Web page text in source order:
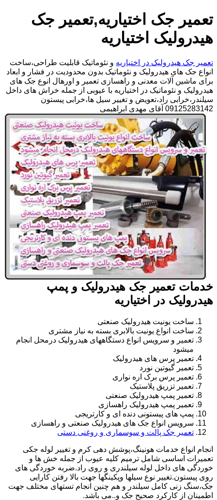
تعمیر جک اختیاریه,تعمیر جک
هیدرولیک اختیاریه
تعمیر جک هیدرولیک در اختیاریه و نئوماتیک قابلیت طراحی،ساخت
انواع جک های هیدرولیک و نئوماتیک بدون محدودیت در فشار و ابعاد
برای ماشین آلات معدنی و راهسازی تعمیر و اورهال انوع جک های
هیدرولیک و نئوماتیک در اختیاریه با عیوبی از جمله خراش های داخل
سیلندر،خرابی راد،تعویض و تغییر سیل ها،خرابی پیستون
09125283142 آقای مهدی ابراهیمی
خدمات تعمیر جک هیدرولیک و پمپ
هیدرولیک در اختیاریه
ساخت یونیت هیدرولیک صنعتی
ساخت انواع یونیت بالابری بسته به نیاز مشتری
تعمیر و سرویس انواع دستگاههای هیدرولیک درمحل انجام
میشود
تعمیر پرس های هیدرولیک
تعمیر گیوتین نورد
تعمیر پرس برک اره نواری
تعمیر تزریق پلاستیک
تعمیر پمپ هیدرولیک صنعتی
تعمیر پمپ هیدرولیک راهسازی
پمپ های پیستونی دنده ای و کارتریجی
سرویس انواع جک های هیدرولیک صنعتی و راهسازی
تعمیر جک پالت و سوسماری و روغنی دستی
انجام انواع خدمات هونینگ،پوشش دهی کرم و تغییر لوله جکی
تعمیرات اساسی شامل ترمیم کلیه عیوب از جمله خش ها و
خوردگی های داخل لوله سیلندری و روی راد.ضربه خوردگی های
روی پیستون.تغییر نوع سیلها وپکینگها جهت بالا رفتن کارایی
جک،سنگ زنی کامل سیلندر و هم چنین انجام تستهای مختلف جهت
اطمینان از کارکرد صحیح جک و..می باشد.